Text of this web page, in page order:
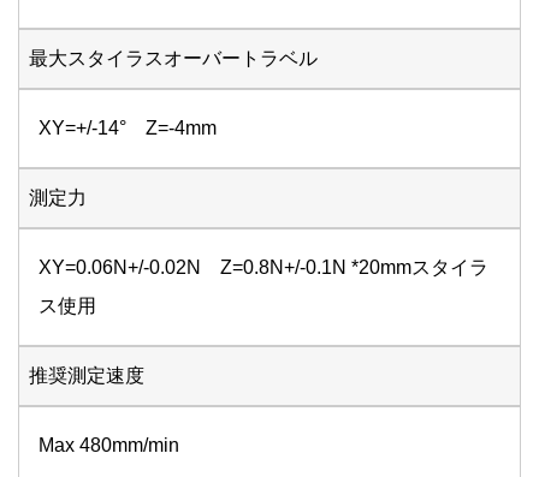
最大スタイラスオーバートラベル
XY=+/-14° Z=-4mm
測定力
XY=0.06N+/-0.02N Z=0.8N+/-0.1N *20mmスタイラ
ス使用
推奨測定速度
Max 480mm/min